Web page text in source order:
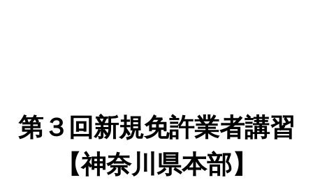
第３回新規免許業者講習
【神奈川県本部】